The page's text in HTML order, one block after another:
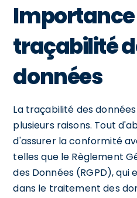
Importance
traçabilité
données
La traçabilité des
plusieurs raisons. Tout
d'assurer la conformité
telles que le Règlement
des Données (RGPD),
dans le traitement des